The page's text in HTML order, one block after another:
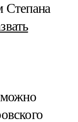
Степана
можно